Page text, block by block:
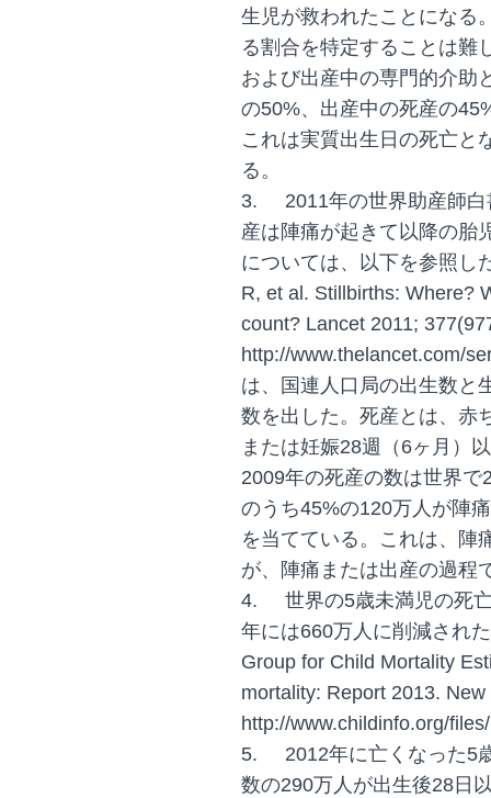
生児が救われたことになる
る割合を特定することは難
および出産中の専門的介助
の50%、出産中の死産の
これは実質出生日の死亡と
る。
3.
2011年の世界助産師
産は陣痛が起きて以降の胎
については、以下を参照し
R, et al. Stillbirths: Where?
count? Lancet 2011;
http://www.thelancet.com/
は、国連人口局の出生数と
数を出した。死産とは、赤
または妊娠28週（6ヶ月）
2009年の死産の数は世界
のうち45%の120万人が陣
を当てている。これは、陣
が、陣痛または出産の過程
4.
世界の5歳未満児の死
年には660万人に削減され
Group for Child Mortality
mortality: Report 2013.
http://www.childinfo.org/
5.
2012年に亡くなった5
数の290万人が出生後28日